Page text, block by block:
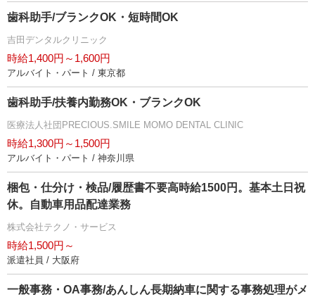
歯科助手/ブランクOK・短時間OK
吉田デンタルクリニック
時給1,400円～1,600円
アルバイト・パート / 東京都
歯科助手/扶養内勤務OK・ブランクOK
医療法人社団PRECIOUS.SMILE MOMO DENTAL CLINIC
時給1,300円～1,500円
アルバイト・パート / 神奈川県
梱包・仕分け・検品/履歴書不要高時給1500円。基本土日祝
休。自動車用品配達業務
株式会社テクノ・サービス
時給1,500円～
派遣社員 / 大阪府
一般事務・OA事務/あんしん長期納車に関する事務処理がメ